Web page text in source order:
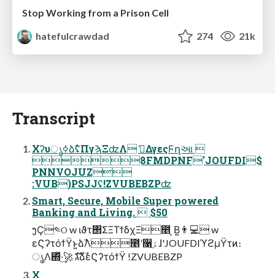
Stop Working from a Prison Cell
hatefulcrawdad
274 21k
Transcript
ΧʔυൃߦձࣾʢΠγϡΞʣΛ ࢧ͑ΔγεςϜղઆ 
8FMDPNF'JOUFDI$
PNNVOJUZ
:VUB)PSJJʢ!ZVUBEBZPʣ
Smart, Secure, Mobile Super powered
Banking and Living.  $50
ງҪ༤ଠ w ιϑτ΢ΣΞΤϯδχΞ೥ ͙Β͍👨💻 w
εϚʔτόϯΫͱ͍͏ձࣾΛ೥ʹ૑ۀͯ͠ɺ'JOUFDIϓϩμΫτͷ։
ൃΛ΍ͬͯ·͢🚀 גࣜձࣾεϚʔτόϯΫ !ZVUBEBZP
X